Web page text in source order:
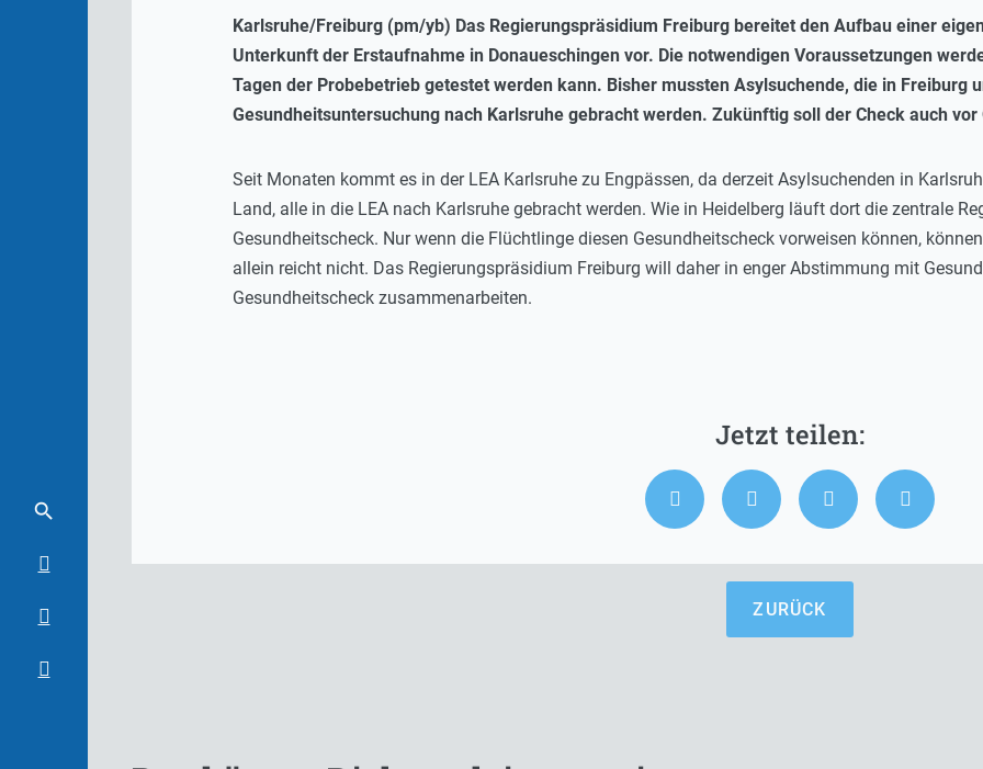
Karlsruhe/Freiburg (pm/yb) Das Regierungspräsidium Freiburg bereitet den Aufbau einer
Unterkunft der Erstaufnahme in Donaueschingen vor. Die notwendigen Voraussetzungen
Tagen der Probebetrieb getestet werden kann. Bisher mussten Asylsuchende, die in Freiburg
Gesundheitsuntersuchung nach Karlsruhe gebracht werden. Zukünftig soll der Check auch vor
Seit Monaten kommt es in der LEA Karlsruhe zu Engpässen, da derzeit Asylsuchenden in
Land, alle in die LEA nach Karlsruhe gebracht werden. Wie in Heidelberg läuft dort die zentrale
Gesundheitscheck. Nur wenn die Flüchtlinge diesen Gesundheitscheck vorweisen können,
allein reicht nicht. Das Regierungspräsidium Freiburg will daher in enger Abstimmung mit
Gesundheitscheck zusammenarbeiten.
ZURÜCK